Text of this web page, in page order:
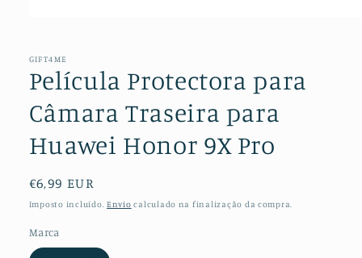
1
modal
GIFT4ME
Película Protectora para
Câmara Traseira para
Huawei Honor 9X Pro
Preço
normal
€6,99 EUR
Imposto incluído. Envio calculado na finalização da compra.
Marca